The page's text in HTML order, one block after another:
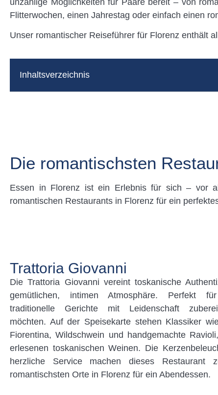
Flitterwochen, einen Jahrestag oder einfach einen
Unser romantischer Reiseführer für Florenz enthält
Inhaltsverzeichnis
Die romantischsten
Essen in Florenz ist ein Erlebnis für sich – vor
romantischen Restaurants in Florenz für ein
Trattoria Giovanni
Die Trattoria Giovanni vereint toskanische
gemütlichen, intimen Atmosphäre. Perfekt
traditionelle Gerichte mit Leidenschaft
möchten. Auf der Speisekarte stehen Klassiker
Fiorentina, Wildschwein und handgemachte
erlesenen toskanischen Weinen. Die
herzliche Service machen dieses Restaurant
romantischsten Orte in Florenz für ein Abendessen.